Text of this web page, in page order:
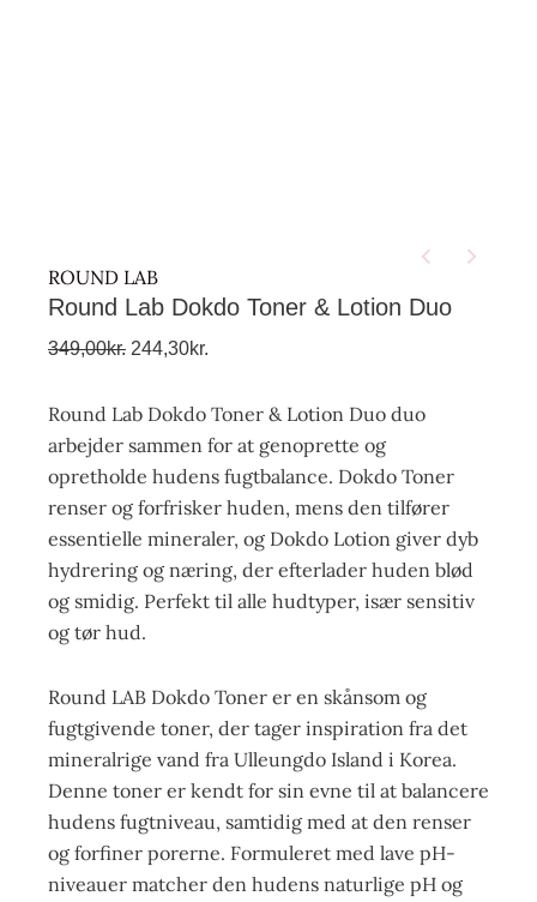
ROUND LAB
Round Lab Dokdo Toner & Lotion Duo
349,00kr. 244,30kr.
Round Lab Dokdo Toner & Lotion Duo duo
arbejder sammen for at genoprette og
opretholde hudens fugtbalance. Dokdo Toner
renser og forfrisker huden, mens den tilfører
essentielle mineraler, og Dokdo Lotion giver dyb
hydrering og næring, der efterlader huden blød
og smidig. Perfekt til alle hudtyper, især sensitiv
og tør hud.
Round LAB Dokdo Toner er en skånsom og
fugtgivende toner, der tager inspiration fra det
mineralrige vand fra Ulleungdo Island i Korea.
Denne toner er kendt for sin evne til at balancere
hudens fugtniveau, samtidig med at den renser
og forfiner porerne. Formuleret med lave pH-
niveauer matcher den hudens naturlige pH og